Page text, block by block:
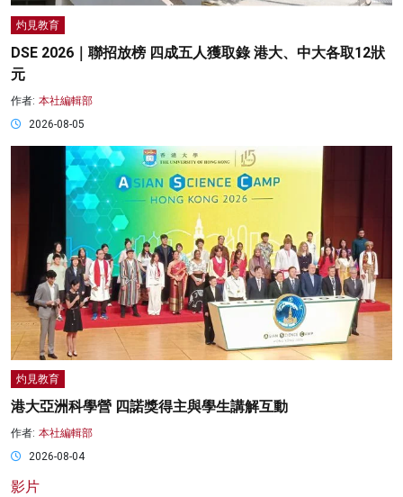
灼見教育
DSE 2026｜聯招放榜 四成五人獲取錄 港大、中大各取12狀
元
作者: 本社編輯部
2026-08-05
灼見教育
港大亞洲科學營 四諾獎得主與學生講解互動
作者: 本社編輯部
2026-08-04
影片